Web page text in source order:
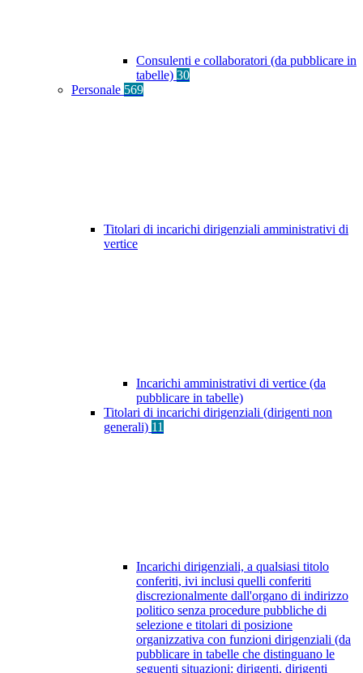
Consulenti e collaboratori (da pubblicare in
tabelle) 30
Personale 569
Titolari di incarichi dirigenziali amministrativi di
vertice
Incarichi amministrativi di vertice (da
pubblicare in tabelle)
Titolari di incarichi dirigenziali (dirigenti non
generali) 11
Incarichi dirigenziali, a qualsiasi titolo
conferiti, ivi inclusi quelli conferiti
discrezionalmente dall'organo di indirizzo
politico senza procedure pubbliche di
selezione e titolari di posizione
organizzativa con funzioni dirigenziali (da
pubblicare in tabelle che distinguano le
seguenti situazioni: dirigenti, dirigenti